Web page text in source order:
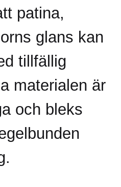
patina,
glans kan
tillfällig
materialen är
och bleks